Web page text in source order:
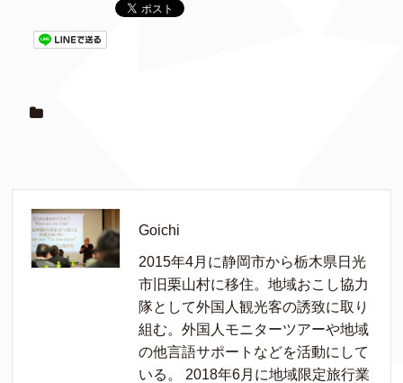
Goichi
2015年4月に静岡市から栃木県日光
市旧栗山村に移住。地域おこし協力
隊として外国人観光客の誘致に取り
組む。外国人モニターツアーや地域
の他言語サポートなどを活動にして
いる。 2018年6月に地域限定旅行業